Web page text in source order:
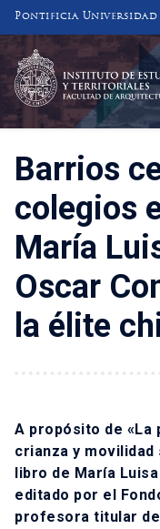
Pontificia
INSTITUTO DE
Y
FACULTAD DE
Barrios
colegios
María
Oscar
la élite
A propósito de «La
crianza y
libro de María
editado por el
profesora titular